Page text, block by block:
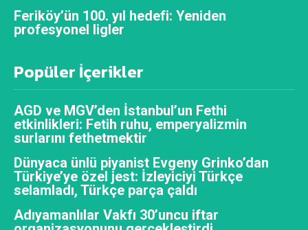
Feriköy’ün 100. yıl hedefi: Yeniden
profesyonel ligler
Popüler İçerikler
AGD ve MGV’den İstanbul’un Fethi
etkinlikleri: Fetih ruhu, emperyalizmin
surlarını fethetmektir
Dünyaca ünlü piyanist Evgeny Grinko’dan
Türkiye’ye özel jest: İzleyiciyi Türkçe
selamladı, Türkçe parça çaldı
Adıyamanlılar Vakfı 30’uncu iftar